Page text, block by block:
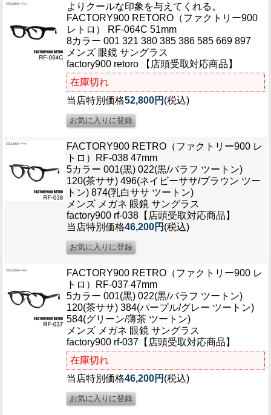
よりクールな印象を与えてくれる。
FACTORY900 RETORO（ファクトリー900
レトロ） RF-064C 51mm
8カラー 001 321 380 385 386 585 669 897
メンズ 眼鏡 サングラス
factory900 retoro 【店頭受取対応商品】
在庫切れ
当店特別価格52,800円 (税込)
FACTORY900 RETRO（ファクトリー900 レ
トロ）RF-038 47mm
5カラー 001(黒) 022(黒/バラフ ツートン)
120(茶ササ) 496(ネイビーササ/ブラウン ツー
トン) 874(乳白ササ ツートン)
メンズ メガネ 眼鏡 サングラス
factory900 rf-038【店頭受取対応商品】
当店特別価格46,200円 (税込)
FACTORY900 RETRO（ファクトリー900 レ
トロ）RF-037 47mm
5カラー 001(黒) 022(黒/バラフ ツートン)
120(茶ササ) 384(パープル/グレー ツートン)
584(グリーン/薄茶 ツートン)
メンズ メガネ 眼鏡 サングラス
factory900 rf-037【店頭受取対応商品】
在庫切れ
当店特別価格46,200円 (税込)